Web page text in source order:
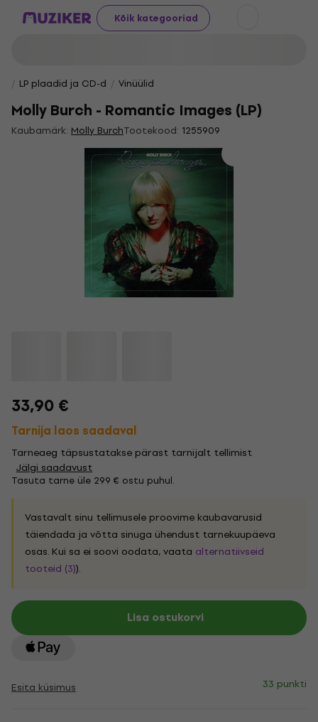
Kõik kategooriad
LP plaadid ja CD-d Vinüülid
Molly Burch - Romantic Images (LP)
Kaubamärk: Molly BurchTootekood: 1255909
33,90 €
Tarnija laos saadaval
Tarneaeg täpsustatakse pärast tarnijalt tellimist
Jälgi saadavust
Tasuta tarne üle 299 € ostu puhul.
Vastavalt sinu tellimusele proovime kaubavarusid
täiendada ja võtta sinuga ühendust tarnekuupäeva
osas. Kui sa ei soovi oodata, vaata alternatiivseid
tooteid (3)).
Lisa ostukorvi
Esita küsimus 33 punkti